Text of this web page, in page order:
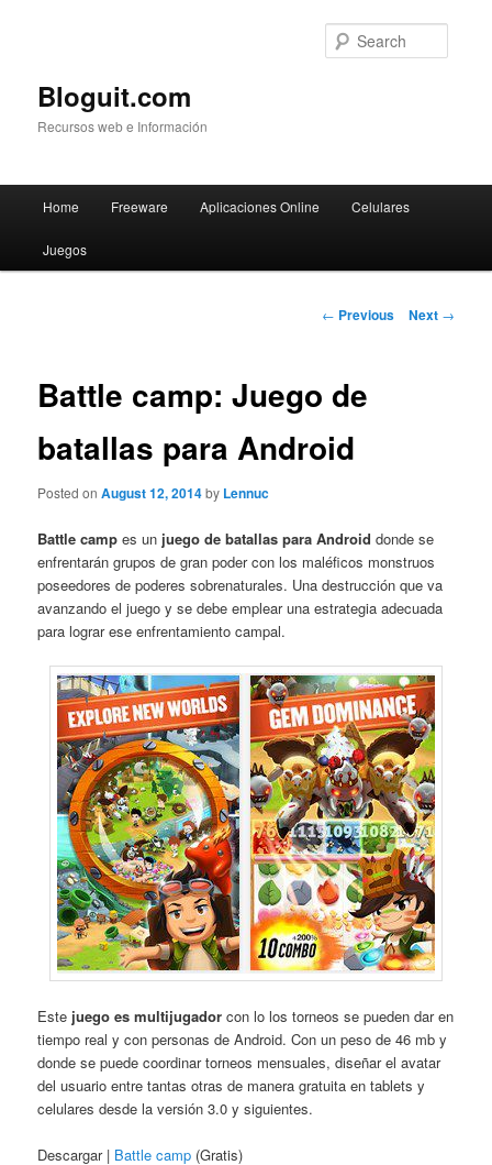
Bloguit.com
Recursos web e Información
Skip
to
Home Freeware Aplicaciones Online Celulares
Juegos
Post
← Previous Next →
Battle camp: Juego de
batallas para Android
Posted onAugust 12, 2014by Lennuc
Battle camp es un juego de batallas para Android donde se
enfrentarán grupos de gran poder con los maléficos monstruos
poseedores de poderes sobrenaturales. Una destrucción que va
avanzando el juego y se debe emplear una estrategia adecuada
para lograr ese enfrentamiento campal.
Este juego es multijugador con lo los torneos se pueden dar en
tiempo real y con personas de Android. Con un peso de 46 mb y
donde se puede coordinar torneos mensuales, diseñar el avatar
del usuario entre tantas otras de manera gratuita en tablets y
celulares desde la versión 3.0 y siguientes.
Descargar | Battle camp (Gratis)